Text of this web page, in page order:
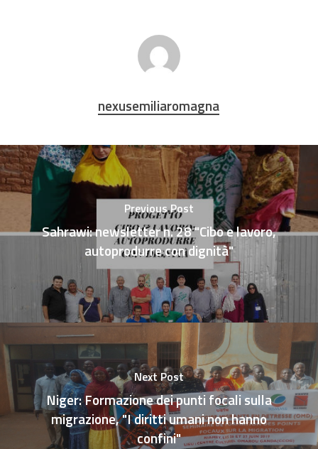
nexusemiliaromagna
Previous Post
Sahrawi: newsletter n. 28 "Cibo e lavoro,
autoprodurre con dignità"
Next Post
Niger: Formazione dei punti focali sulla
migrazione, "I diritti umani non hanno
confini"